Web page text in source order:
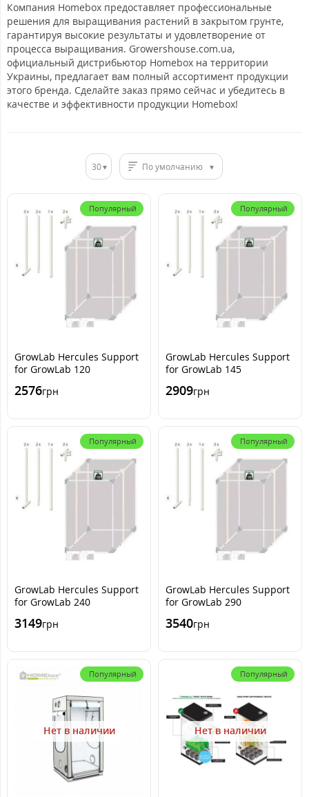
Компания Homebox предоставляет профессиональные
решения для выращивания растений в закрытом грунте,
гарантируя высокие результаты и удовлетворение от
процесса выращивания. Growershouse.com.ua,
официальный дистрибьютор Homebox на территории
Украины, предлагает вам полный ассортимент продукции
этого бренда. Сделайте заказ прямо сейчас и убедитесь в
качестве и эффективности продукции Homebox!
30 По умолчанию
Популярный
GrowLab Hercules Support
for GrowLab 120
2576грн
Популярный
GrowLab Hercules Support
for GrowLab 145
2909грн
Популярный
GrowLab Hercules Support
for GrowLab 240
3149грн
Популярный
GrowLab Hercules Support
for GrowLab 290
3540грн
Популярный
Нет в наличии
Популярный
Нет в наличии